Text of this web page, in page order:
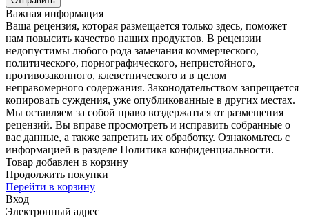
Важная информация
Ваша рецензия, которая размещается только здесь, поможет
нам повысить качество наших продуктов. В рецензии
недопустимы любого рода замечания коммерческого,
политического, порнографического, непристойного,
противозаконного, клеветнического и в целом
неправомерного содержания. Законодательством запрещается
копировать суждения, уже опубликованные в других местах.
Мы оставляем за собой право воздержаться от размещения
рецензий. Вы вправе просмотреть и исправить собранные о
вас данные, а также запретить их обработку. Ознакомьтесь с
информацией в разделе Политика конфиденциальности.
Товар добавлен в корзину
Продолжить покупки
Перейти в корзину
Вход
Электронный адрес